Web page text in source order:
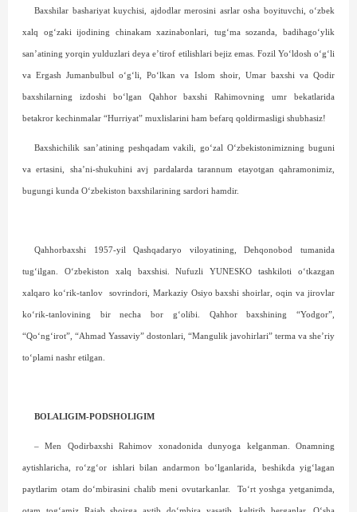
Baxshilar bashariyat kuychisi, ajdodlar merosini asrlar osha boyituvchi, o‘zbek
xalq og‘zaki ijodining chinakam xazinabonlari, tug‘ma sozanda, badihago‘ylik
san’atining yorqin yulduzlari deya e’tirof etilishlari bejiz emas. Fozil Yo‘ldosh o‘g‘li
va Ergash Jumanbulbul o‘g‘li, Po‘lkan va Islom shoir, Umar baxshi va Qodir
baxshilarning izdoshi bo‘lgan Qahhor baxshi Rahimovning umr bekatlarida
betakror kechinmalar “Hurriyat” muxlislarini ham befarq qoldirmasligi shubhasiz!
Baxshichilik san’atining peshqadam vakili, go‘zal O‘zbekistonimizning buguni
va ertasini, sha’ni-shukuhini avj pardalarda tarannum etayotgan qahramonimiz,
bugungi kunda O‘zbekiston baxshilarining sardori hamdir.
Qahhorbaxshi 1957-yil Qashqadaryo viloyatining, Deh­qonobod tumanida
tug‘ilgan. O‘zbekiston xalq baxshisi. Nufuzli YUNESKO tashkiloti o‘tkazgan
xalqaro ko‘rik-tanlov sovrindori, Markaziy Osiyo baxshi shoirlar, oqin va jirovlar
ko‘rik-tanlovining bir necha bor g‘olibi. Qahhor baxshining “Yodgor”,
“Qo‘ng‘irot”, “Ahmad Yassaviy” dostonlari, “Mangulik javohirlari” terma va she’riy
to‘plami nashr etilgan.
BOLALIGIM-PODSHOLIGIM
– Men Qodirbaxshi Rahimov xonadonida dunyoga kelganman. Onamning
aytishlaricha, ro‘zg‘or ishlari bilan andarmon bo‘lganlarida, beshikda yig‘lagan
paytlarim otam do‘mbirasini chalib meni ovutarkanlar. To‘rt yoshga yetganimda,